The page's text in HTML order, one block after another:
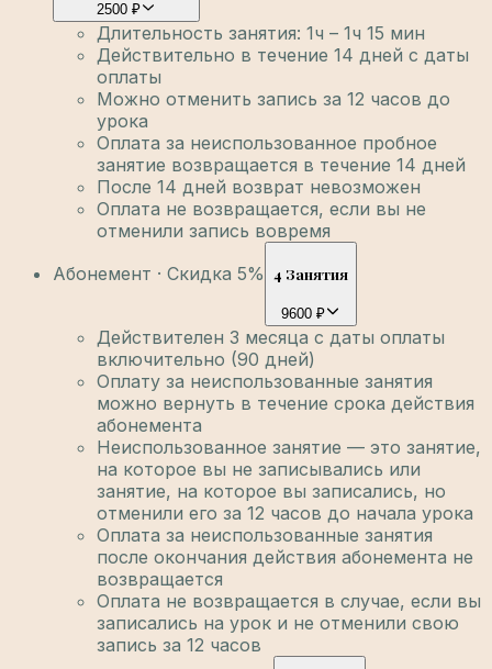
2500 ₽
Длительность занятия: 1ч – 1ч 15 мин
Действительно в течение 14 дней с даты
оплаты
Можно отменить запись за 12 часов до
урока
Оплата за неиспользованное пробное
занятие возвращается в течение 14 дней
После 14 дней возврат невозможен
Оплата не возвращается, если вы не
отменили запись вовремя
Абонемент · Скидка 5% 4 Занятия
9600 ₽
Действителен 3 месяца с даты оплаты
включительно (90 дней)
Оплату за неиспользованные занятия
можно вернуть в течение срока действия
абонемента
Неиспользованное занятие — это занятие,
на которое вы не записывались или
занятие, на которое вы записались, но
отменили его за 12 часов до начала урока
Оплата за неиспользованные занятия
после окончания действия абонемента не
возвращается
Оплата не возвращается в случае, если вы
записались на урок и не отменили свою
запись за 12 часов